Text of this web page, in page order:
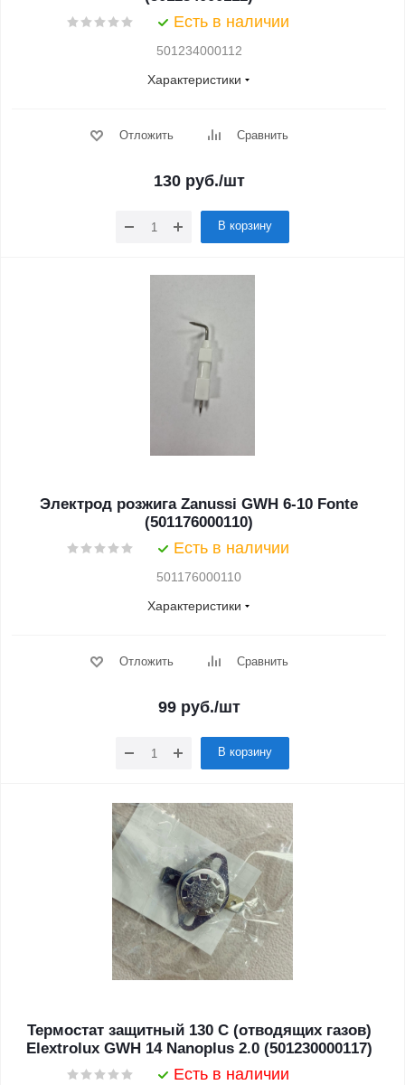
Есть в наличии
501234000112
Характеристики
Отложить Сравнить
130 руб./шт
В корзину
Электрод розжига Zanussi GWH 6-10 Fonte
(501176000110)
Есть в наличии
501176000110
Характеристики
Отложить Сравнить
99 руб./шт
В корзину
Термостат защитный 130 С (отводящих газов)
Elextrolux GWH 14 Nanoplus 2.0 (501230000117)
Есть в наличии